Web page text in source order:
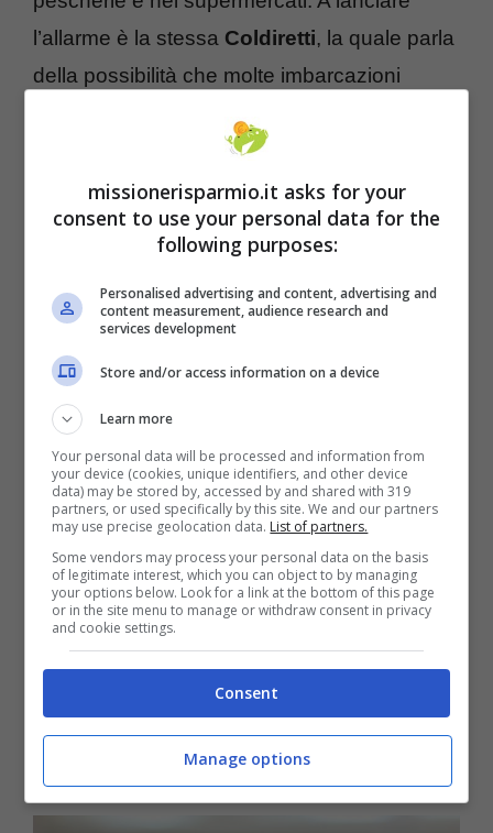
l’allarme è la stessa Coldiretti, la quale parla
della possibilità che molte imbarcazioni
Ma non è solo il pesce ad essere sempre
meno presente nei negozi. Ecco, infatti, quali
prodotti potresti non trovare nei supermercati.
Secondo il bollettino diffuso dalla Borsa
merci telematica italiana, nei supermercati
iniziano a scarseggiare icarciofi. In questo
caso, però, la causa sarebbe da individuare
scorse settimane.
missionerisparmio.it asks for your
consent to use your personal data for the
following purposes:
Personalised advertising and content, advertising and
content measurement, audience research and
services development
Store and/or access information on a device
Learn more
Your personal data will be processed and information from
your device (cookies, unique identifiers, and other device
data) may be stored by, accessed by and shared with 319
partners, or used specifically by this site. We and our partners
may use precise geolocation data. List of partners.
Some vendors may process your personal data on the basis
of legitimate interest, which you can object to by managing
your options below. Look for a link at the bottom of this page
or in the site menu to manage or withdraw consent in privacy
and cookie settings.
Consent
Manage options